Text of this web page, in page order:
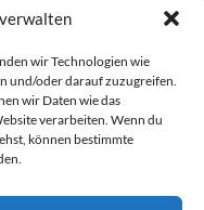
wir Technologien wie
und/oder darauf zuzugreifen.
wir Daten wie das
verarbeiten. Wenn du
können bestimmte